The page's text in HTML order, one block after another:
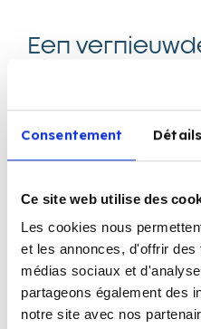
Consentement Détails
Ce site web utilise des
Les cookies nous
et les annonces, d'offrir
médias sociaux et
partageons également des
notre site avec nos
Een
nieuw logo
Om deze
heeft Corelap
te vinden en zijn
te geven. Het bedrijf
gloednieuw logo
dynamischer, dat zijn
voor inclusie en